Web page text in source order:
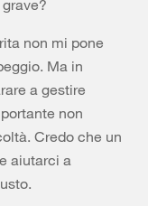
non mi pone
Ma in
a gestire
non
Credo che un
aiutarci a